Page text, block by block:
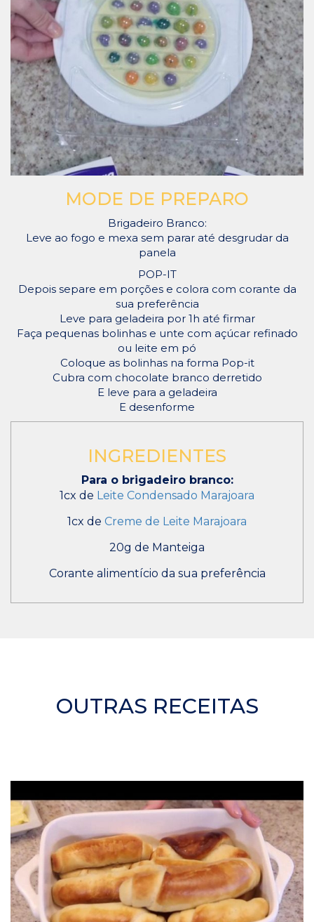
MODE DE PREPARO
Brigadeiro Branco:
Leve ao fogo e mexa sem parar até desgrudar da
panela
POP-IT
Depois separe em porções e colora com corante da
sua preferência
Leve para geladeira por 1h até firmar
Faça pequenas bolinhas e unte com açúcar refinado
ou leite em pó
Coloque as bolinhas na forma Pop-it
Cubra com chocolate branco derretido
E leve para a geladeira
E desenforme
INGREDIENTES
Para o brigadeiro branco:
1cx de Leite Condensado Marajoara
1cx de Creme de Leite Marajoara
20g de Manteiga
Corante alimentício da sua preferência
OUTRAS RECEITAS